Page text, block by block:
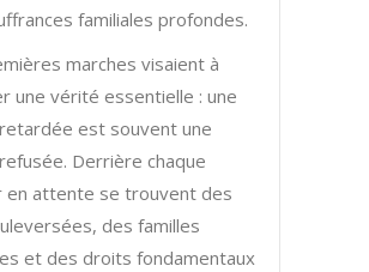
familiales profondes.
marches visaient à
une vérité essentielle : une
est souvent une
Derrière chaque
en attente se trouvent des
des familles
et des droits fondamentaux